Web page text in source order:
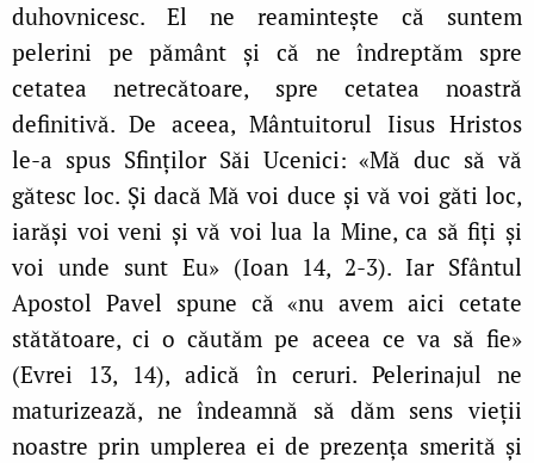
duhovnicesc. El ne reamintește că suntem
pelerini pe pământ și că ne îndreptăm spre
cetatea netrecătoare, spre cetatea noastră
definitivă. De aceea, Mântuitorul Iisus Hristos
le‑a spus Sfinților Săi Ucenici: «Mă duc să vă
gătesc loc. Și dacă Mă voi duce și vă voi găti loc,
iarăși voi veni și vă voi lua la Mine, ca să fiți și
voi unde sunt Eu» (Ioan 14, 2‑3). Iar Sfântul
Apostol Pavel spune că «nu avem aici cetate
stătătoare, ci o căutăm pe aceea ce va să fie»
(Evrei 13, 14), adică în ceruri. Pelerinajul ne
maturizează, ne îndeamnă să dăm sens vieții
noastre prin umplerea ei de prezența smerită și